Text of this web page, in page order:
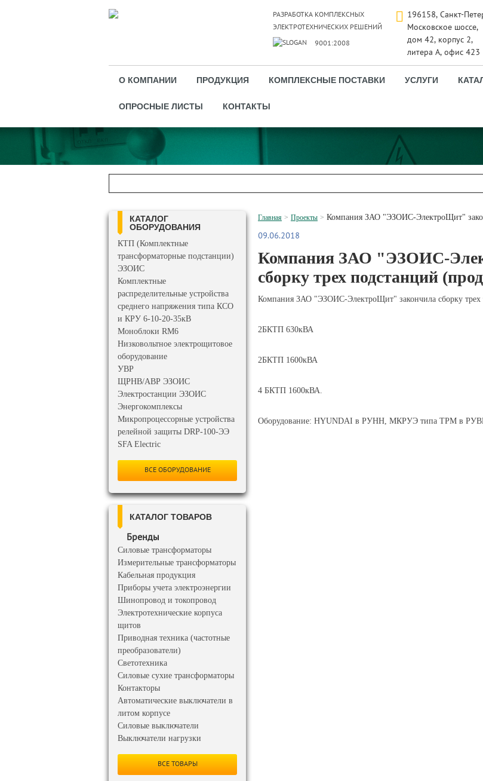
РАЗРАБОТКА КОМПЛЕКСНЫХ
ЭЛЕКТРОТЕХНИЧЕСКИХ РЕШЕНИЙ
9001:2008
196158, Санкт-
Московское шоссе,
дом 42, корпус 2,
литера А, офис 423
О КОМПАНИИ ПРОДУКЦИЯ КОМПЛЕКСНЫЕ ПОСТАВКИ УСЛУГИ
ОПРОСНЫЕ ЛИСТЫ КОНТАКТЫ
КАТАЛОГ
ОБОРУДОВАНИЯ
КТП (Комплектные
трансформаторные подстанции)
ЭЗОИС
Комплектные
распределительные устройства
среднего напряжения типа КСО
и КРУ 6-10-20-35кВ
Моноблоки RM6
Низковольтное электрощитовое
оборудование
УВР
ЩРНВ/АВР ЭЗОИС
Электростанции ЭЗОИС
Энергокомплексы
Микропроцессорные устройства
релейной защиты DRP-100-ЭЭ
SFA Electric
ВСЕ ОБОРУДОВАНИЕ
КАТАЛОГ ТОВАРОВ
Бренды
Силовые трансформаторы
Измерительные трансформаторы
Кабельная продукция
Приборы учета электроэнергии
Шинопровод и токопровод
Электротехнические корпуса
щитов
Приводная техника (частотные
преобразователи)
Светотехника
Силовые сухие трансформаторы
Контакторы
Автоматические выключатели в
литом корпусе
Силовые выключатели
Выключатели нагрузки
ВСЕ ТОВАРЫ
Главная Проекты Компания ЗАО "ЭЗОИС-ЭлектроЩит"
09.06.2018
Компания ЗАО "ЭЗОИС-
сборку трех подстанций
Компания ЗАО "ЭЗОИС-ЭлектроЩит" закончила сборку трех
2БКТП 630кВА
2БКТП 1600кВА
4 БКТП 1600кВА.
Оборудование: HYUNDAI в РУНН, МКРУЭ типа TPM в